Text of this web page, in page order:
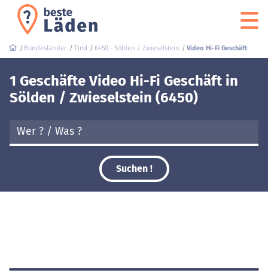
Bundesländer Tirol 6450 - Sölden / Zwieselstein Video Hi-Fi Geschäft
1 Geschäfte Video Hi-Fi Geschäft in
Sölden / Zwieselstein (6450)
Suchen !